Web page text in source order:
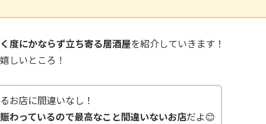
度にかならず立ち寄る居酒屋を紹介していきます！
しいところ！
お店に間違いなし！
わっているので最高なこと間違いないお店だよ😊